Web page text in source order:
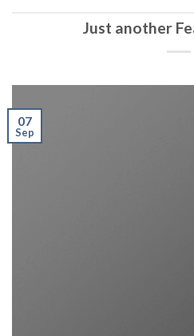
Just another
07
Sep